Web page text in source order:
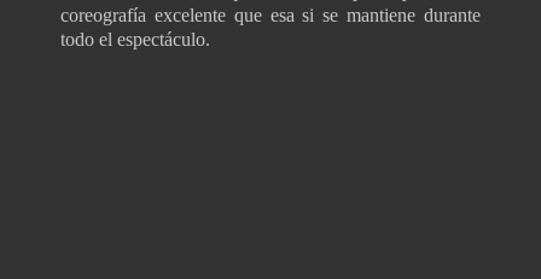
coreografía excelente que esa si se mantiene durante
todo el espectáculo.